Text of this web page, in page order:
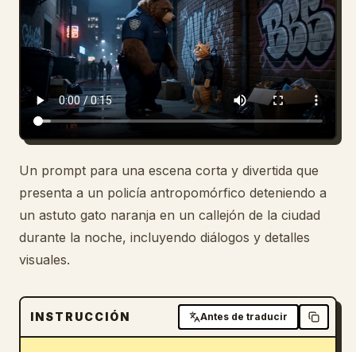
Prompts
Precios
Descargar
Blog
Actualizaciones
Un prompt para una escena corta y divertida que
presenta a un policía antropomórfico deteniendo a
un astuto gato naranja en un callejón de la ciudad
durante la noche, incluyendo diálogos y detalles
visuales.
INSTRUCCIÓN Antes de traducir